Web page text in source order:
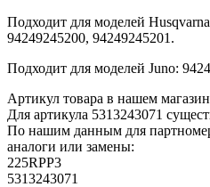
Подходит для моделей
94249245200, 94249245201.
Подходит для моделей Juno:
Артикул товара в нашем
Для артикула 5313243071
По нашим данным для
аналоги или замены:
225RPP3
5313243071